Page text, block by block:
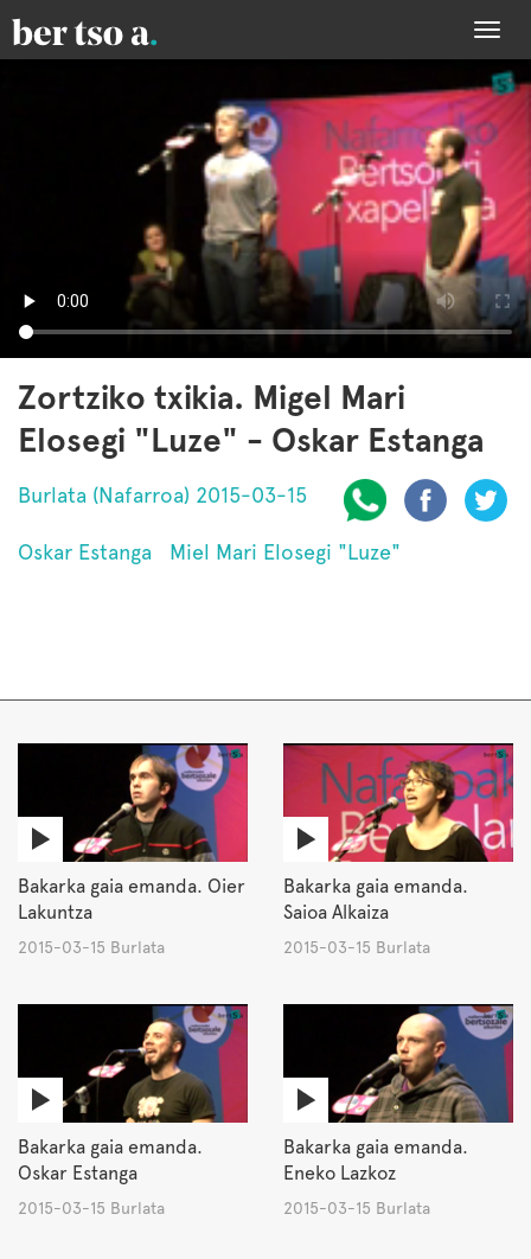
Zortziko txikia. Migel Mari
Elosegi "Luze" - Oskar Estanga
Burlata (Nafarroa) 2015-03-15
Oskar Estanga Miel Mari Elosegi "Luze"
Bakarka gaia emanda. Oier
Lakuntza
2015-03-15 Burlata
Bakarka gaia emanda.
Saioa Alkaiza
2015-03-15 Burlata
Bakarka gaia emanda.
Oskar Estanga
2015-03-15 Burlata
Bakarka gaia emanda.
Eneko Lazkoz
2015-03-15 Burlata